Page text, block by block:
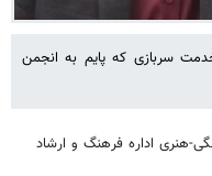
سربازی که پایم به انجمن
هنری اداره فرهنگ و ارشاد